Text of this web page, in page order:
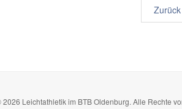
Zurück
Leichtathletik im BTB Oldenburg. Alle Rechte